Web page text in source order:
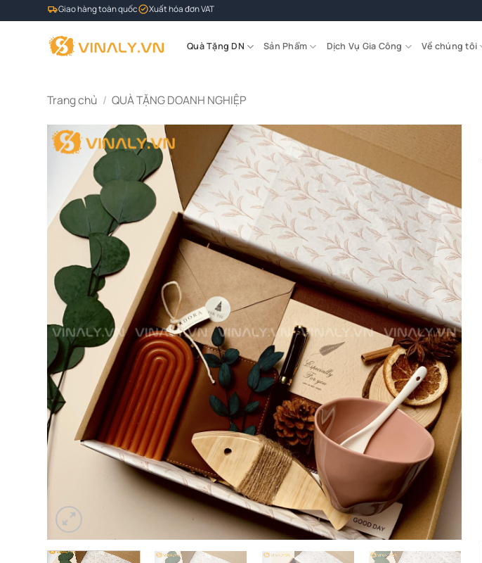
qua
Giao hàng toàn quốc Xuất hóa đơn VAT
Quà Tặng DN Sản Phẩm Dịch Vụ Gia Công Về chúng tôi
Trang chủ / QUÀ TẶNG DOANH NGHIỆP